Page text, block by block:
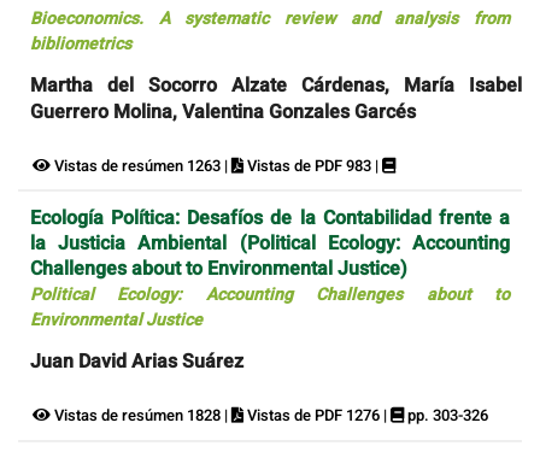
Bioeconomics. A systematic review and analysis from
bibliometrics
Martha del Socorro Alzate Cárdenas, María Isabel
Guerrero Molina, Valentina Gonzales Garcés
Vistas de resúmen 1263 | Vistas de PDF 983 |
Ecología Política: Desafíos de la Contabilidad frente a
la Justicia Ambiental (Political Ecology: Accounting
Challenges about to Environmental Justice)
Political Ecology: Accounting Challenges about to
Environmental Justice
Juan David Arias Suárez
Vistas de resúmen 1828 | Vistas de PDF 1276 | pp. 303-326